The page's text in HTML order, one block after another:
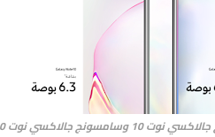
جالاكسي نوت 10 بلس